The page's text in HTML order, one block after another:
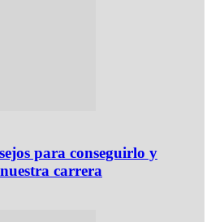
para conseguirlo y
carrera